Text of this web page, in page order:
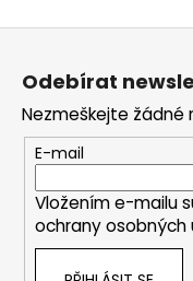
Odebírat
Nezmeškejte žádné
E-mail
Vložením e-mailu
ochrany osobných